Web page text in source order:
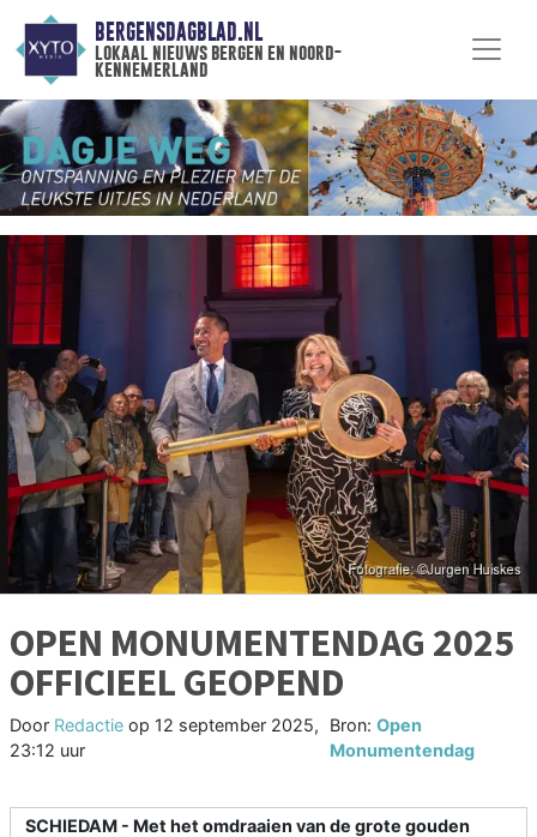
BERGENSDAGBLAD.NL
lokaal nieuws bergen en noord-
kennemerland
OPEN MONUMENTENDAG 2025
OFFICIEEL GEOPEND
Door Redactie op 12 september 2025,
23:12 uur
Bron: Open
Monumentendag
SCHIEDAM - Met het omdraaien van de grote gouden